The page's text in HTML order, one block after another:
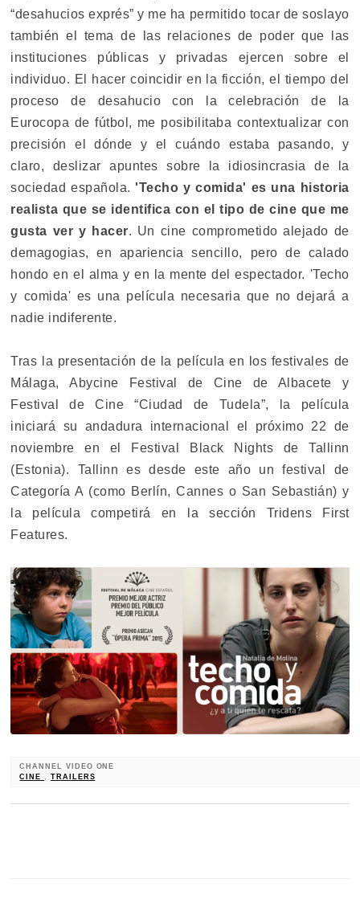
“desahucios exprés” y me ha permitido tocar de soslayo
también el tema de las relaciones de poder que las
instituciones públicas y privadas ejercen sobre el
individuo. El hacer coincidir en la ficción, el tiempo del
proceso de desahucio con la celebración de la
Eurocopa de fútbol, me posibilitaba contextualizar con
precisión el dónde y el cuándo estaba pasando, y
claro, deslizar apuntes sobre la idiosincrasia de la
sociedad española. 'Techo y comida' es una historia
realista que se identifica con el tipo de cine que me
gusta ver y hacer. Un cine comprometido alejado de
demagogias, en apariencia sencillo, pero de calado
hondo en el alma y en la mente del espectador. 'Techo
y comida' es una película necesaria que no dejará a
nadie indiferente.
Tras la presentación de la película en los festivales de
Málaga, Abycine Festival de Cine de Albacete y
Festival de Cine “Ciudad de Tudela”, la película
iniciará su andadura internacional el próximo 22 de
noviembre en el Festival Black Nights de Tallinn
(Estonia). Tallinn es desde este año un festival de
Categoría A (como Berlín, Cannes o San Sebastián) y
la película competirá en la sección Tridens First
Features.
CHANNEL VIDEO ONE
CINE, TRAILERS